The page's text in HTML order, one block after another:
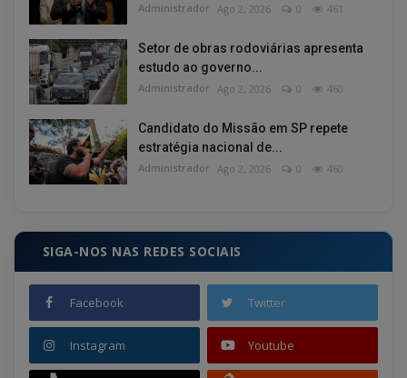
Administrador Ago 2, 2026 0 461
Setor de obras rodoviárias apresenta
estudo ao governo...
Administrador Ago 2, 2026 0 460
Candidato do Missão em SP repete
estratégia nacional de...
Administrador Ago 2, 2026 0 460
SIGA-NOS NAS REDES SOCIAIS
Facebook Twitter
Instagram Youtube